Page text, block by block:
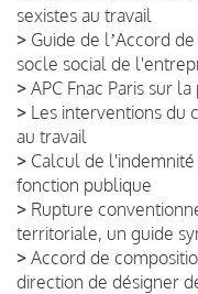
sexistes au travail
> Guide de lʼAccord
socle social de
> APC Fnac Paris sur
> Les interventions du
au travail
> Calcul de
fonction publique
> Rupture
territoriale, un guide
> Accord de
direction de désigner